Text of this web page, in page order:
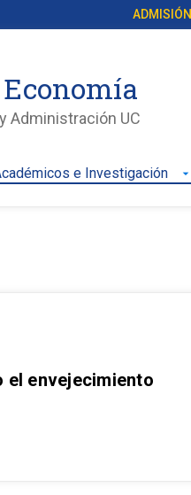
ADMISIÓN
Administración UC
e Investigación arrow_drop_down
el envejecimiento